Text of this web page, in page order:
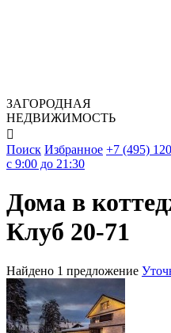
ЗАГОРОДНАЯ
НЕДВИЖИМОСТЬ

Поиск Избранное +7 (495)
c 9:00 до 21:30
Дома в
Клуб 20-71
Найдено 1 предложение